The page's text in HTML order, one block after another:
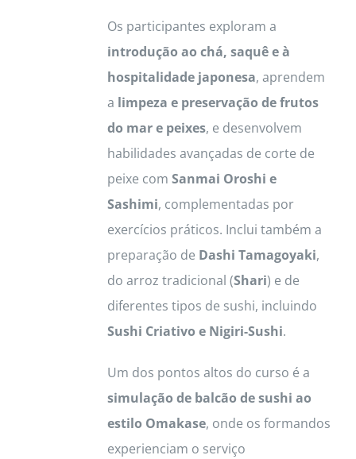
Os participantes exploram a
introdução ao chá, saquê e à
hospitalidade japonesa, aprendem
a limpeza e preservação de frutos
do mar e peixes, e desenvolvem
habilidades avançadas de corte de
peixe com Sanmai Oroshi e
Sashimi, complementadas por
exercícios práticos. Inclui também a
preparação de Dashi Tamagoyaki,
do arroz tradicional (Shari) e de
diferentes tipos de sushi, incluindo
Sushi Criativo e Nigiri-Sushi.
Um dos pontos altos do curso é a
simulação de balcão de sushi ao
estilo Omakase, onde os formandos
experienciam o serviço